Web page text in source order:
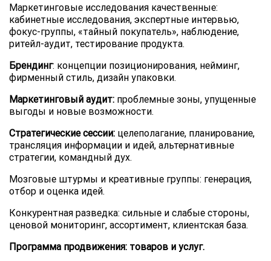
Маркетинговые исследования качественные:
кабинетные исследования, экспертные интервью,
фокус-группы, «тайный покупатель», наблюдение,
ритейл-аудит, тестирование продукта.
Брендинг: концепции позиционирования, нейминг,
фирменный стиль, дизайн упаковки.
Маркетинговый аудит: проблемные зоны, упущенные
выгоды и новые возможности.
Стратегические сессии: целеполагание, планирование,
трансляция информации и идей, альтернативные
стратегии, командный дух.
Мозговые штурмы и креативные группы: генерация,
отбор и оценка идей.
Конкурентная разведка: сильные и слабые стороны,
ценовой мониторинг, ассортимент, клиентская база.
Программа продвижения: товаров и услуг.